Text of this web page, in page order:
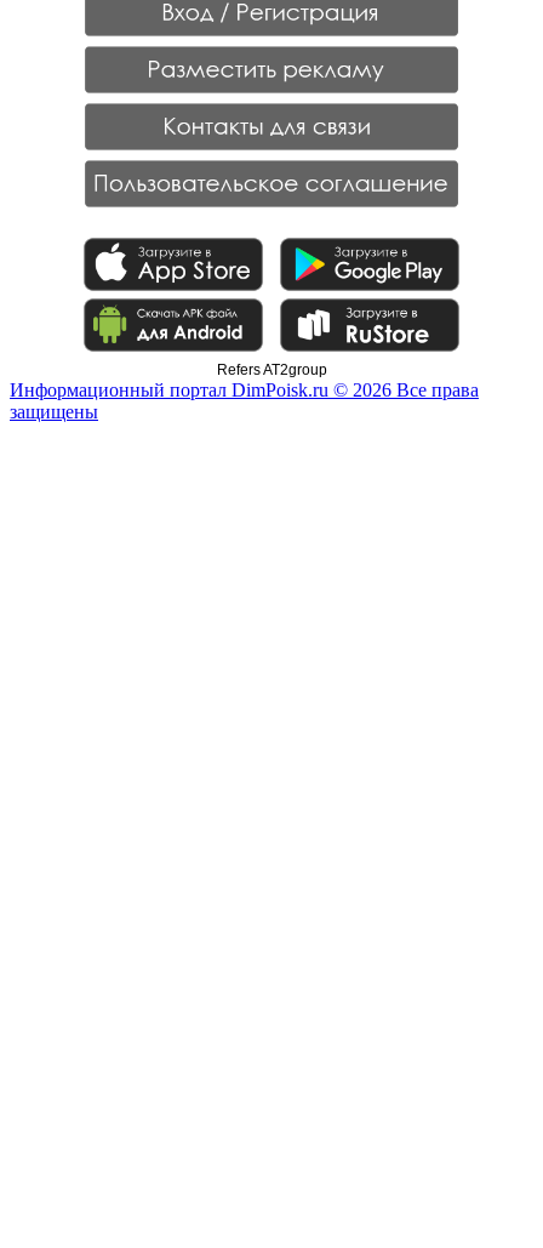
Refers AT2group
Информационный портал DimPoisk.ru © 2026 Все права
защищены